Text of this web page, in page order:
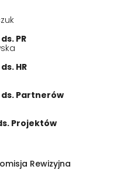
PR
HR
ds. Partnerów
Projektów
Rewizyjna